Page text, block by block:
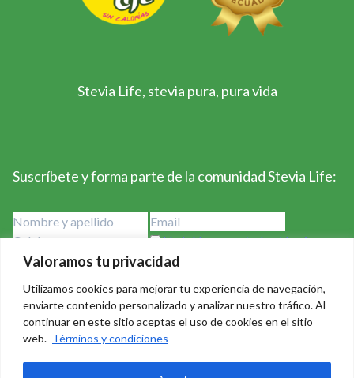
Valoramos tu privacidad
Utilizamos cookies para mejorar tu experiencia de navegación,
enviarte contenido personalizado y analizar nuestro tráfico. Al
continuar en este sitio aceptas el uso de cookies en el sitio
web. Términos y condiciones
Stevia Life, stevia pura, pura vida
Suscríbete y forma parte de la comunidad Stevia Life:
He leído y acepto los términos y
condiciones
Stevia Life 2023-2024 - Derechos Reservados Creado por